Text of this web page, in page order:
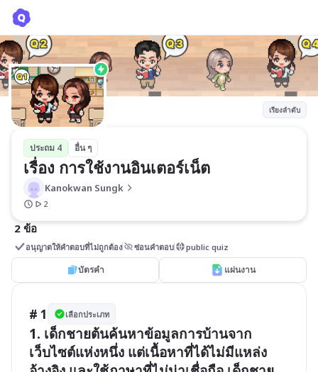
เรียงลำดับ
ประถม 4 อื่น ๆ
เรื่อง การใช้งานอินเตอร์เน็ต
Kanokwan Sungk
2
2 ข้อ
อนุญาตให้คำตอบที่ไม่ถูกต้อง ซ่อนคำตอบ public quiz
บัตรคำ แผ่นงาน
# 1 เลือกประเภท
1. เด็กชายต้นค้นหาข้อมูลการบ้านจาก
เว็บไซต์แห่งหนึ่ง แต่เนื้อหาที่ได้ไม่มีแหล่ง